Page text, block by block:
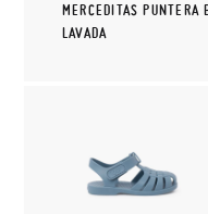
MERCEDITAS PUNTERA
LAVADA